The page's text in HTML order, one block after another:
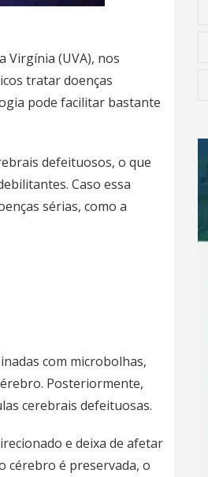
Virgínia (UVA), nos
tratardoenças
pode facilitar bastante
defeituosos, o que
Caso essa
sérias, como a
com microbolhas,
Posteriormente,
cerebrais defeituosas.
e deixa de afetar
cérebro é preservada, o